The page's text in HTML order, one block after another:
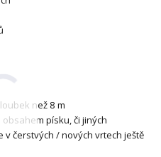
než 8 m
písku, či jiných
čerstvých / nových vrtech ještě